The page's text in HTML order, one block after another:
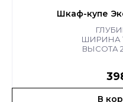
Шкаф-купе
ШИРИНА
ВЫСОТА
В